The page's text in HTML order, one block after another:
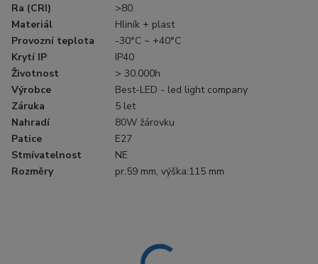
Ra (CRI)
>80
Materiál
Hliník + plast
Provozní teplota
-30°C ~ +40°C
Krytí IP
IP40
Životnost
> 30.000h
Výrobce
Best-LED - led light company
Záruka
5 let
Nahradí
80W žárovku
Patice
E27
Stmívatelnost
NE
Rozměry
pr.59 mm, výška:115 mm